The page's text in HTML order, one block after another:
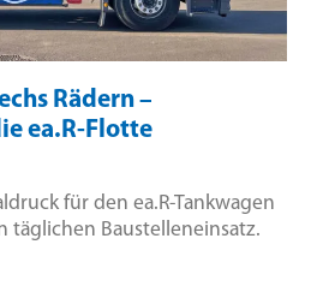
Rädern –
ea.R-Flotte
für den ea.R-Tankwagen
täglichen Baustelleneinsatz.